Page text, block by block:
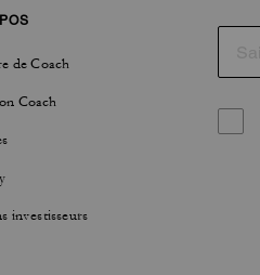
de Coach
Coach
investisseurs